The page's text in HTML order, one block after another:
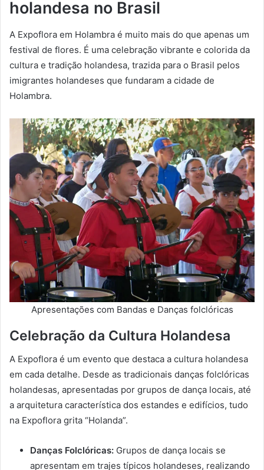
holandesa no Brasil
A Expoflora em Holambra é muito mais do que apenas um
festival de flores. É uma celebração vibrante e colorida da
cultura e tradição holandesa, trazida para o Brasil pelos
imigrantes holandeses que fundaram a cidade de
Holambra.
Apresentações com Bandas e Danças folclóricas
Celebração da Cultura Holandesa
A Expoflora é um evento que destaca a cultura holandesa
em cada detalhe. Desde as tradicionais danças folclóricas
holandesas, apresentadas por grupos de dança locais, até
a arquitetura característica dos estandes e edifícios, tudo
na Expoflora grita “Holanda”.
Danças Folclóricas: Grupos de dança locais se
apresentam em trajes típicos holandeses, realizando